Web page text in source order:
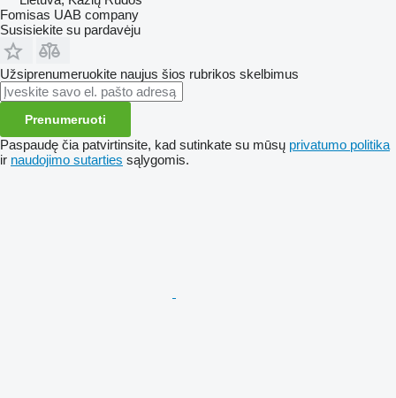
Fomisas UAB company
Susisiekite su pardavėju
Užsiprenumeruokite naujus šios rubrikos skelbimus
Prenumeruoti
Paspaudę čia patvirtinsite, kad sutinkate su mūsų privatumo politika
ir naudojimo sutarties sąlygomis.